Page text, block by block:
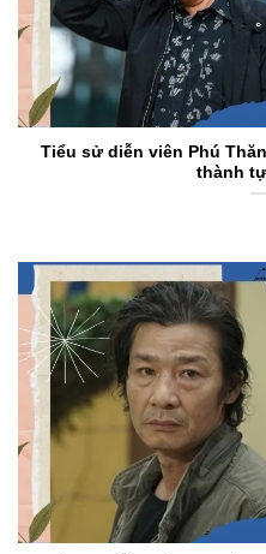
Tiểu sử diễn viên Phú
thành